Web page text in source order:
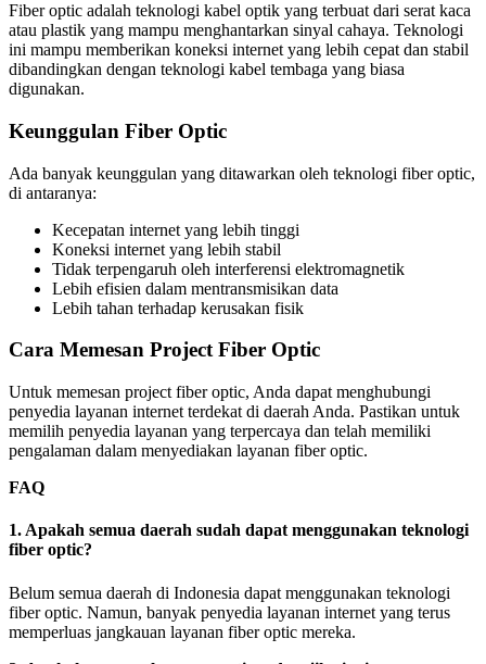
Fiber optic adalah teknologi kabel optik yang terbuat dari serat kaca
atau plastik yang mampu menghantarkan sinyal cahaya. Teknologi
ini mampu memberikan koneksi internet yang lebih cepat dan stabil
dibandingkan dengan teknologi kabel tembaga yang biasa
digunakan.
Keunggulan Fiber Optic
Ada banyak keunggulan yang ditawarkan oleh teknologi fiber optic,
di antaranya:
Kecepatan internet yang lebih tinggi
Koneksi internet yang lebih stabil
Tidak terpengaruh oleh interferensi elektromagnetik
Lebih efisien dalam mentransmisikan data
Lebih tahan terhadap kerusakan fisik
Cara Memesan Project Fiber Optic
Untuk memesan project fiber optic, Anda dapat menghubungi
penyedia layanan internet terdekat di daerah Anda. Pastikan untuk
memilih penyedia layanan yang terpercaya dan telah memiliki
pengalaman dalam menyediakan layanan fiber optic.
FAQ
1. Apakah semua daerah sudah dapat menggunakan teknologi
fiber optic?
Belum semua daerah di Indonesia dapat menggunakan teknologi
fiber optic. Namun, banyak penyedia layanan internet yang terus
memperluas jangkauan layanan fiber optic mereka.